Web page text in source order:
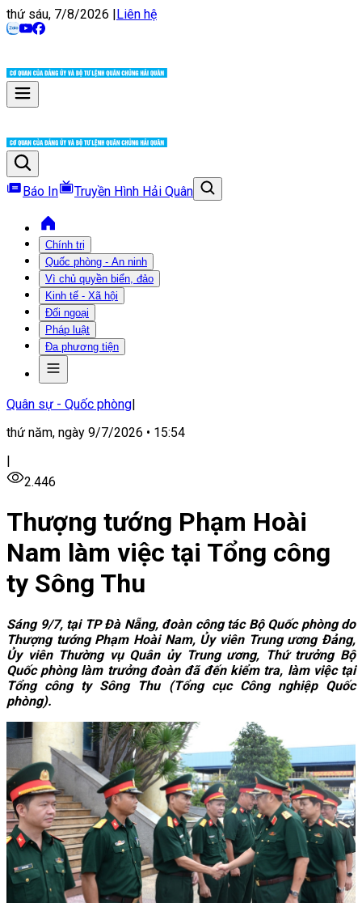
thứ sáu, 7/8/2026 |Liên hệ
Báo In Truyền Hình Hải Quân
Chính trị
Quốc phòng - An ninh
Vì chủ quyền biển, đảo
Kinh tế - Xã hội
Đối ngoại
Pháp luật
Đa phương tiện
Quân sự - Quốc phòng|
thứ năm, ngày 9/7/2026 • 15:54
|
2.446
Thượng tướng Phạm Hoài
Nam làm việc tại Tổng công
ty Sông Thu
Sáng 9/7, tại TP Đà Nẵng, đoàn công tác Bộ Quốc phòng do
Thượng tướng Phạm Hoài Nam, Ủy viên Trung ương Đảng,
Ủy viên Thường vụ Quân ủy Trung ương, Thứ trưởng Bộ
Quốc phòng làm trưởng đoàn đã đến kiểm tra, làm việc tại
Tổng công ty Sông Thu (Tổng cục Công nghiệp Quốc
phòng).